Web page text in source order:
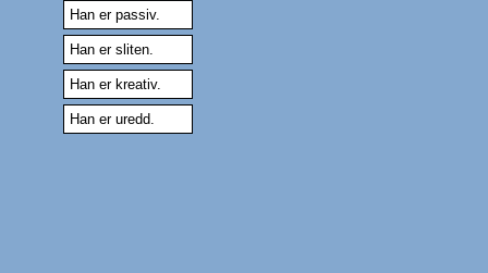
Han er passiv.
Han er sliten.
Han er kreativ.
Han er uredd.